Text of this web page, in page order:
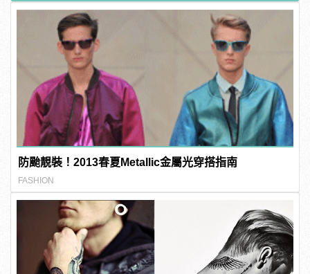
防颱靚裝！2013春夏Metallic金屬光穿搭指南
FASHION